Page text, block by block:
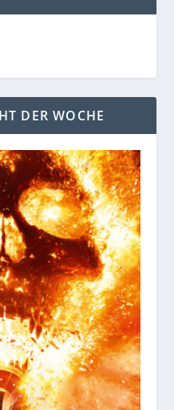
DER WOCHE